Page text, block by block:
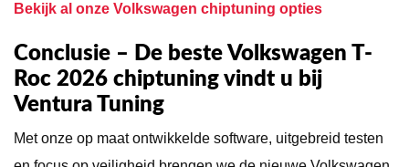
Bekijk al onze Volkswagen chiptuning opties
Conclusie – De beste Volkswagen T-
Roc 2026 chiptuning vindt u bij
Ventura Tuning
Met onze op maat ontwikkelde software, uitgebreid testen